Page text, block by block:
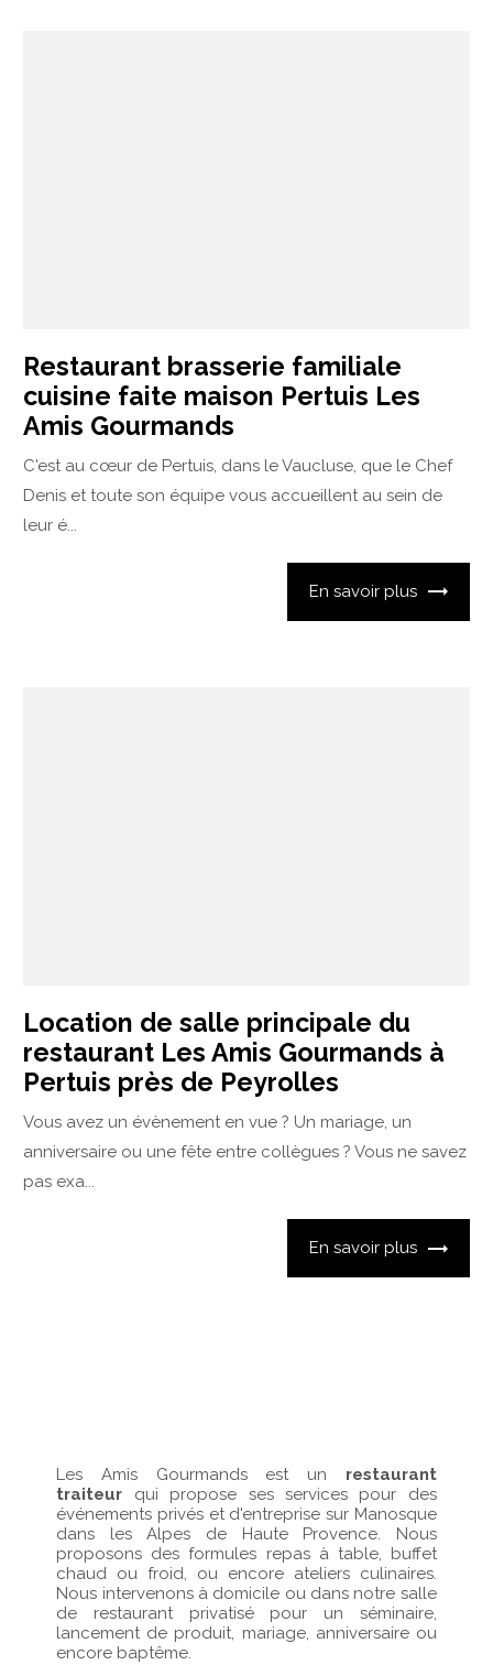
Restaurant brasserie familiale
cuisine faite maison Pertuis Les
Amis Gourmands
C'est au cœur de Pertuis, dans le Vaucluse, que le Chef
Denis et toute son équipe vous accueillent au sein de
leur é...
En savoir plus
Location de salle principale du
restaurant Les Amis Gourmands à
Pertuis près de Peyrolles
Vous avez un évènement en vue ? Un mariage, un
anniversaire ou une fête entre collègues ? Vous ne savez
pas exa...
En savoir plus
Les Amis Gourmands est un restaurant
traiteur qui propose ses services pour des
événements privés et d'entreprise sur Manosque
dans les Alpes de Haute Provence. Nous
proposons des formules repas à table, buffet
chaud ou froid, ou encore ateliers culinaires.
Nous intervenons à domicile ou dans notre salle
de restaurant privatisé pour un séminaire,
lancement de produit, mariage, anniversaire ou
encore baptême.